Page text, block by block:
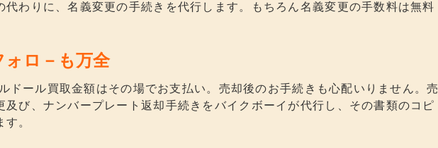
代わりに、名義変更の手続きを代行します。もちろん名義変更の手数料は無料
ロ－も万全
ドール買取金額はその場でお支払い。売却後のお手続きも心配いりません。売
及び、ナンバープレート返却手続きをバイクボーイが代行し、その書類のコピ
。